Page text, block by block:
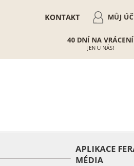
MŮJ
KONTAKT
40 DNÍ NA VRÁCENÍ
JEN U NÁS!
APLIKACE
MÉDIA